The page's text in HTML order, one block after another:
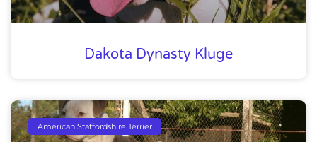
Dakota Dynasty Kluge
American Staffordshire Terrier